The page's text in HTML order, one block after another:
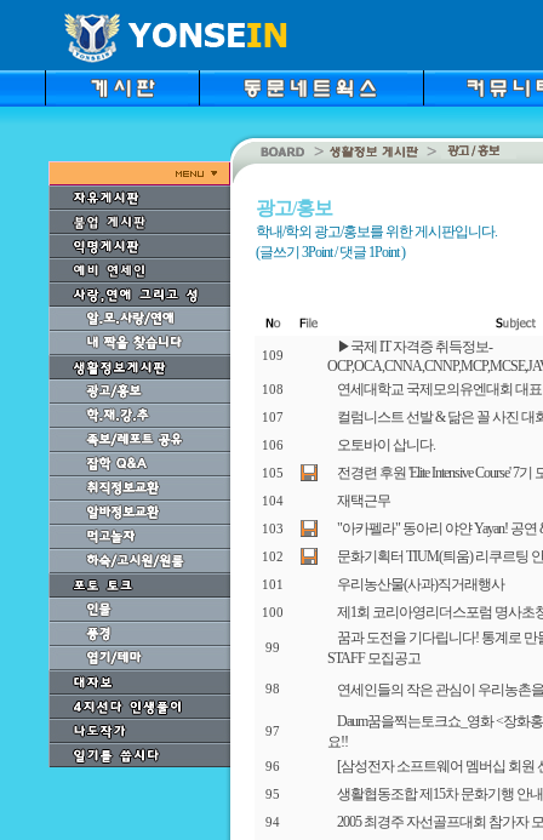
광고/홍보
학내/학외 광고/홍보를 위한 게시판입니다.
(글쓰기 3Point / 댓글 1Point )
109
▶국제 IT 자격증 취득정보-
108 연세대학교 국제모의유엔대회 대
107 컬럼니스트 선발 & 닮은 꼴 사진 대
106 오토바이 삽니다.
105 전경련 후원 'Elite Intensive Course' 7
104 재택근무
103 "아카펠라" 동아리 야얀 Yayan! 공연
102 문화기획터 TIUM(틔움) 리쿠르팅
101 우리농산물(사과)직거래행사
100 제1회 코리아영리더스포럼 명사초
99
꿈과 도전을 기다립니다! 통계로 만
STAFF 모집공고
98 연세인들의 작은 관심이 우리농촌
97
Daum꿈을찍는토크쇼_영화 <장화
요!!
96 [삼성전자 소프트웨어 멤버십 회원
95 생활협동조합 제15차 문화기행 안내
94 2005 최경주 자선골프대회 참가자